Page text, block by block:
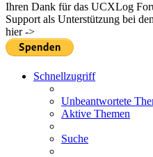
Ihren Dank für das UCXLog
Support als Unterstützung bei
hier ->
Schnellzugriff
Unbeantwortete
Aktive Themen
Suche